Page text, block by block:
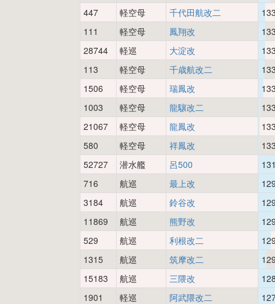
447
軽空母 千代田航改二
111
軽空母 鳳翔改
28744
軽巡 大淀改
113
軽空母 千歳航改二
1506
軽空母 瑞鳳改
1003
軽空母 龍驤改二
21067
軽空母 龍鳳改
580
軽空母 祥鳳改
52727
潜水艦 呂500
716
航巡 最上改
3184
航巡 鈴谷改
11869
航巡 熊野改
529
航巡 利根改二
1315
航巡 筑摩改二
15183
航巡 三隈改
1901
軽巡 阿武隈改二